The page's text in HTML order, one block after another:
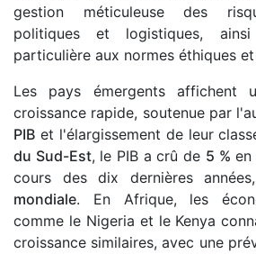
gestion méticuleuse des
politiques et logistiques,
particulière aux normes éthiques
Les pays émergents affichent
croissance rapide, soutenue par
PIB et l'élargissement de leur
du Sud-Est, le PIB a crû de 5 % en
cours des dix dernières
mondiale. En Afrique, les
comme le Nigeria et le Kenya
croissance similaires, avec une